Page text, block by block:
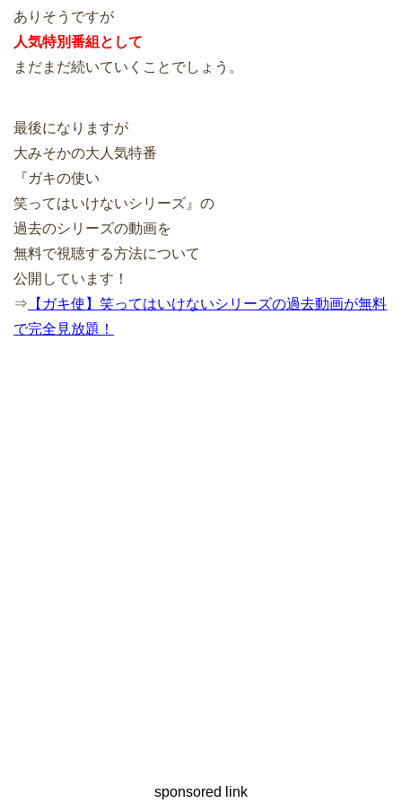
ありそうですが
人気特別番組として
まだまだ続いていくことでしょう。
最後になりますが
大みそかの大人気特番
『ガキの使い
笑ってはいけないシリーズ』の
過去のシリーズの動画を
無料で視聴する方法について
公開しています！
⇒ 【ガキ使】笑ってはいけないシリーズの過去動画が無料
で完全見放題！
sponsored link